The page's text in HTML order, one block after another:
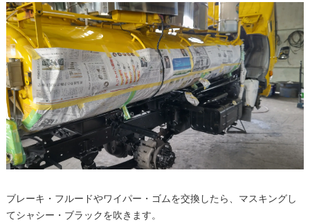
ブレーキ・フルードやワイパー・ゴムを交換したら、マスキングし
てシャシー・ブラックを吹きます。